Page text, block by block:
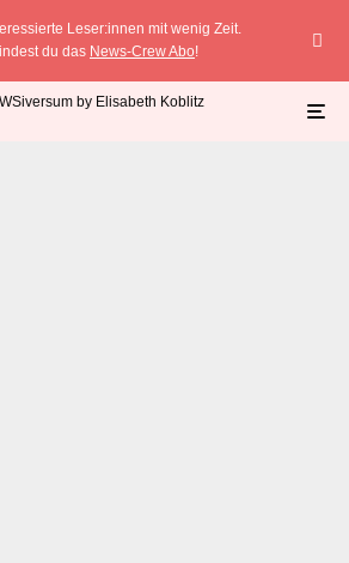
Leser:innen mit wenig Zeit.
du das News-Crew Abo!